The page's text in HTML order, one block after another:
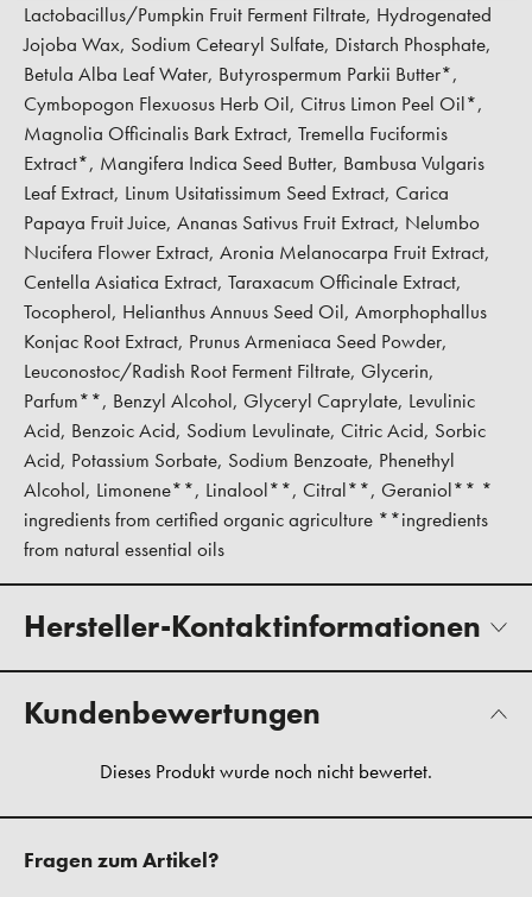
Lactobacillus/Pumpkin Fruit Ferment Filtrate, Hydrogenated
Jojoba Wax, Sodium Cetearyl Sulfate, Distarch Phosphate,
Betula Alba Leaf Water, Butyrospermum Parkii Butter*,
Cymbopogon Flexuosus Herb Oil, Citrus Limon Peel Oil*,
Magnolia Officinalis Bark Extract, Tremella Fuciformis
Extract*, Mangifera Indica Seed Butter, Bambusa Vulgaris
Leaf Extract, Linum Usitatissimum Seed Extract, Carica
Papaya Fruit Juice, Ananas Sativus Fruit Extract, Nelumbo
Nucifera Flower Extract, Aronia Melanocarpa Fruit Extract,
Centella Asiatica Extract, Taraxacum Officinale Extract,
Tocopherol, Helianthus Annuus Seed Oil, Amorphophallus
Konjac Root Extract, Prunus Armeniaca Seed Powder,
Leuconostoc/Radish Root Ferment Filtrate, Glycerin,
Parfum**, Benzyl Alcohol, Glyceryl Caprylate, Levulinic
Acid, Benzoic Acid, Sodium Levulinate, Citric Acid, Sorbic
Acid, Potassium Sorbate, Sodium Benzoate, Phenethyl
Alcohol, Limonene**, Linalool**, Citral**, Geraniol** *
ingredients from certified organic agriculture **ingredients
from natural essential oils
Hersteller-Kontaktinformationen
Kundenbewertungen
Fragen zum Artikel?